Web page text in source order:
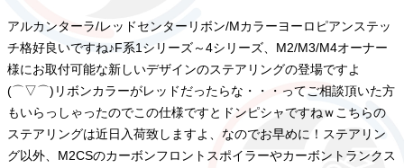
アルカンターラ/レッドセンターリボン/Mカラーヨーロピアンステッ
チ格好良いですね♪F系1シリーズ～4シリーズ、M2/M3/M4オーナー
様にお取付可能な新しいデザインのステアリングの登場ですよ
(⌒▽⌒)リボンカラーがレッドだったらな・・・ってご相談頂いた方
もいらっしゃったのでこの仕様ですとドンピシャですねｗこちらの
ステアリングは近日入荷致しますよ、なのでお早めに！ステアリン
グ以外、M2CSのカーボンフロントスポイラーやカーボントランクス